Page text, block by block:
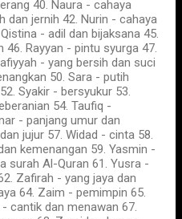
40. Naura - cahaya
dan jernih 42. Nurin - cahaya
- adil dan bijaksana 45.
Rayyan - pintu syurga 47.
- yang bersih dan suci
50. Sara - putih
Syakir - bersyukur 53.
54. Taufiq -
- panjang umur dan
jujur 57. Widad - cinta 58.
kemenangan 59. Yasmin -
surah Al-Quran 61. Yusra -
Zafirah - yang jaya dan
64. Zaim - pemimpin 65.
cantik dan menawan 67.